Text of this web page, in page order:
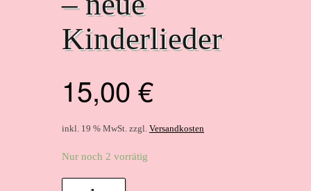
Kinderlieder
15,00 €
inkl. 19 % MwSt. zzgl. Versandkosten
Nur noch 2 vorrätig